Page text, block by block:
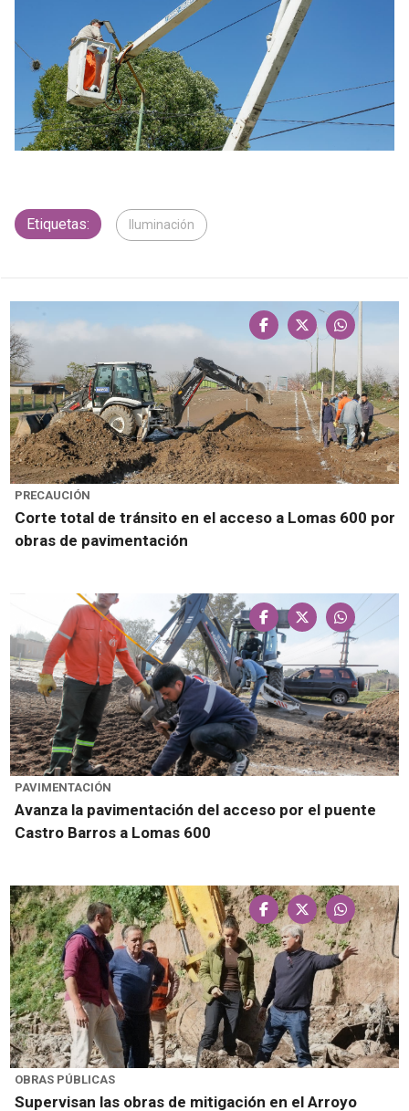
Etiquetas: Iluminación
PRECAUCIÓN
Corte total de tránsito en el acceso a Lomas 600 por
obras de pavimentación
PAVIMENTACIÓN
Avanza la pavimentación del acceso por el puente
Castro Barros a Lomas 600
OBRAS PÚBLICAS
Supervisan las obras de mitigación en el Arroyo